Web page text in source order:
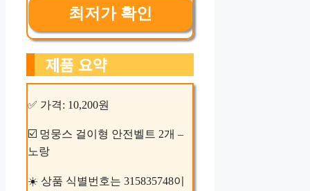
최저가 확인
제품 요약
✅ 가격: 10,200원
☑️ 멍뭉스 걸이형 안전벨트 2개 –
노랑
☀️ 상품 식별번호는 315835748이